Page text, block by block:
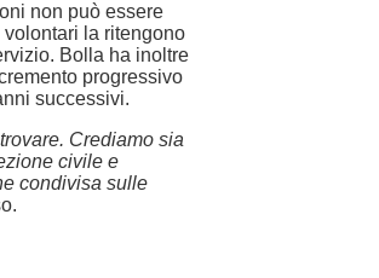
non può essere
la ritengono
Bolla ha inoltre
progressivo
successivi.
Crediamo sia
civile e
condivisa sulle